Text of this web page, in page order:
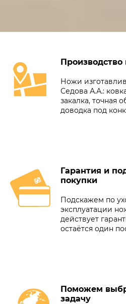
Производство
Ножи
Седова А.А.:
закалка, точная
доводка под
Гарантия и
покупки
Подскажем по
эксплуатации
действует
остаётся один
Поможем
задачу